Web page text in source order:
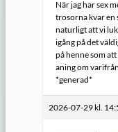
När jag har sex
trosorna kvar en
naturligt att vi
igång på det
på henne som
aning om
*generad*
2026-07-29 kl.